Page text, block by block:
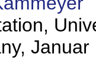
Januar